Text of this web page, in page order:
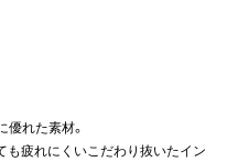
れた素材。
も疲れにくいこだわり抜いたイン